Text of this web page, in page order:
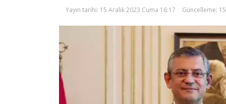
Yayın tarihi: 15 Aralık 2023 Cuma 16:17 Güncelleme: